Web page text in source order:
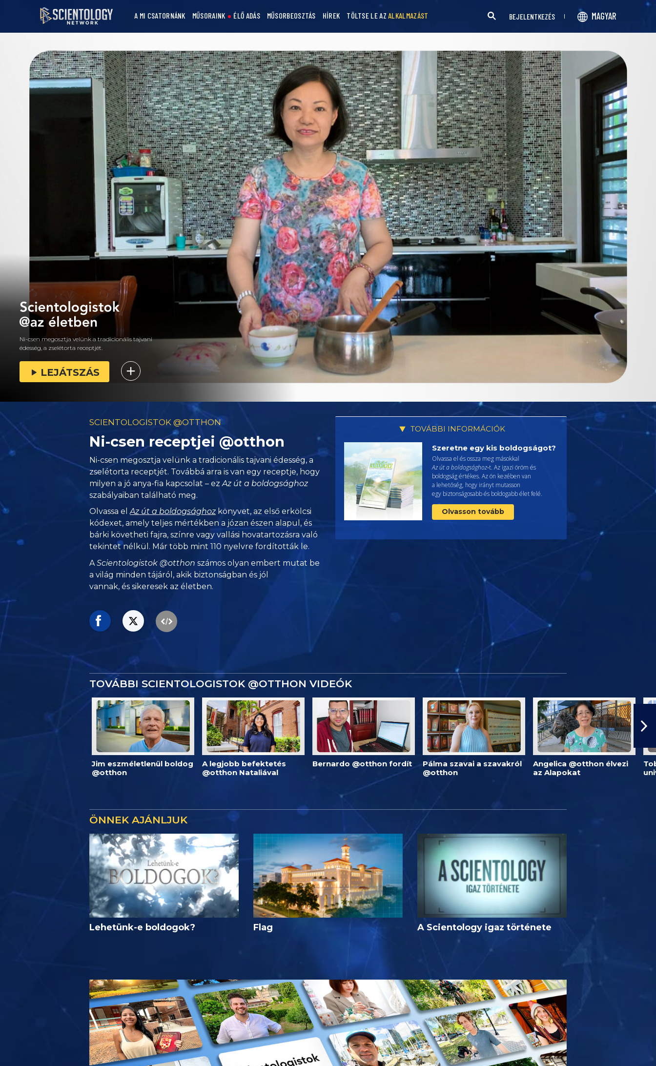
A MI CSATORNÁNK MŰSORAINK ÉLŐ ADÁS MŰSORBEOSZTÁS HÍREK TÖLTSE LE AZALKALMAZÁST BEJELENTKEZÉS MAGYAR
Ni-csen megosztja velünk a tradicionális tajvani
édesség, a zselétorta receptjét.
LEJÁTSZÁS
SCIENTOLOGISTOK @OTTHON
Ni-csen receptjei @otthon
Ni-csen megosztja velünk a tradicionális tajvani édesség, a
zselétorta receptjét. Továbbá arra is van egy receptje, hogy
milyen a jó anya-fia kapcsolat – ezAz út a boldogsághoz
szabályaiban található meg.
Olvassa elAz út a boldogsághozkönyvet, az első erkölcsi
kódexet, amely teljes mértékben a józan észen alapul, és
bárki követheti fajra, színre vagy vallási hovatartozásra való
tekintet nélkül. Már több mint 110 nyelvre fordították le.
AScientologistok @otthon számos olyan embert mutat be
a világ minden tájáról, akik biztonságban és jól
vannak, és sikeresek az életben.
TOVÁBBI INFORMÁCIÓK
Szeretne egy kis boldogságot?
Olvassa el és ossza meg másokkal
Az út a boldogsághoz‑t. Az igazi öröm és
boldogság értékes. Az ön kezében van
a lehetőség, hogy irányt mutasson
egy biztonságosabb és boldogabb élet felé.
Olvasson tovább
TOVÁBBI SCIENTOLOGISTOK @OTTHON VIDEÓK
Jim eszméletlenül boldog
@otthon
A legjobb befektetés
@otthon Nataliával
Bernardo @otthon fordít
Pálma szavai a szavakról
@otthon
Angelica @otthon élvezi
az Alapokat
ÖNNEK AJÁNLJUK
Lehetünk-e boldogok? Flag A Scientology igaz története